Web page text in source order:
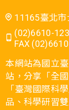
11165臺北
(02)6610-
FAX
本網站為國立
站，分享「全
「臺灣國際科
品、科學研習